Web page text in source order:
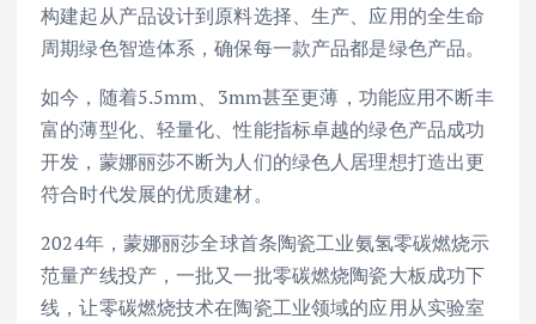
构建起从产品设计到原料选择、生产、应用的全生命
周期绿色智造体系，确保每一款产品都是绿色产品。
如今，随着5.5mm、3mm甚至更薄，功能应用不断丰
富的薄型化、轻量化、性能指标卓越的绿色产品成功
开发，蒙娜丽莎不断为人们的绿色人居理想打造出更
符合时代发展的优质建材。
2024年，蒙娜丽莎全球首条陶瓷工业氨氢零碳燃烧示
范量产线投产，一批又一批零碳燃烧陶瓷大板成功下
线，让零碳燃烧技术在陶瓷工业领域的应用从实验室